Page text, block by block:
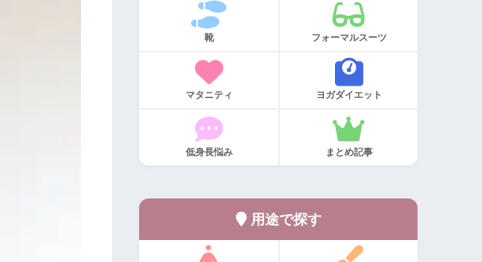
靴 フォーマルスーツ
マタニティ ヨガダイエット
低身長悩み まとめ記事
用途で探す